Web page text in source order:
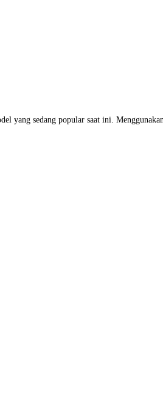
yang sedang popular saat ini.